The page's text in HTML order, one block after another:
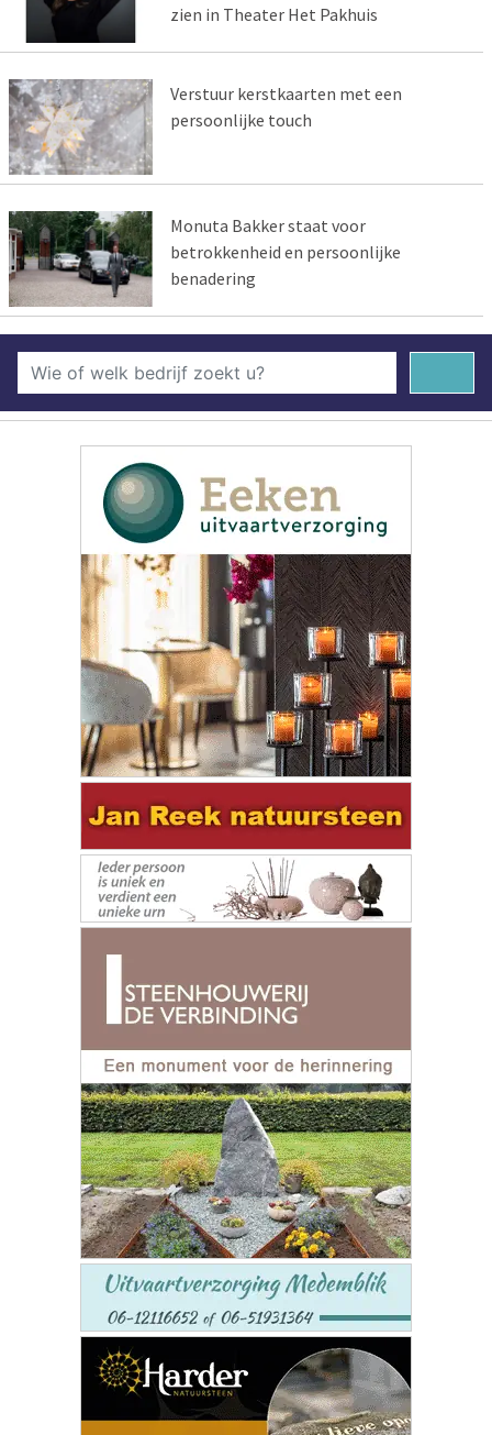
zien in Theater Het Pakhuis
Verstuur kerstkaarten met een
persoonlijke touch
Monuta Bakker staat voor
betrokkenheid en persoonlijke
benadering